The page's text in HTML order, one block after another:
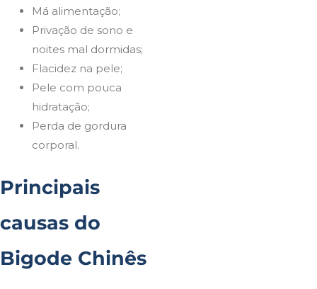
Má alimentação;
Privação de sono e
noites mal dormidas;
Flacidez na pele;
Pele com pouca
hidratação;
Perda de gordura
corporal.
Principais
causas do
Bigode Chinês